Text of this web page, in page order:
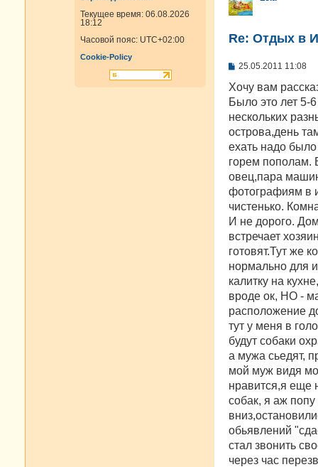
Текущее время: 06.08.2026
18:12
Часовой пояс: UTC+02:00
Cookie-Policy
Re: Отдых в
С
о
щ
е
и
е
25.05.2011 11:08
Хочу вам
Было это лет 5-
нескольких
острова,день
ехать надо
горем пополам.
овец,пара
фотографиям в
чистенько.
И не дорого.
встречает
готовят.Тут же
нормально для
калитку на
вроде ок, НО -
расположение
тут у меня в
будут собаки
а мужа сьедят,
мой муж видя
нравится,я еще
собак, я аж
обьявлений
стал звонить
через час